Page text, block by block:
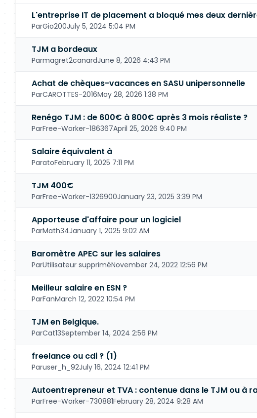
L'entreprise IT de placement a bloqué mes deux
ParGio200July 5, 2024 5:04 PM
TJM a bordeaux
Parmagret2canardJune 8, 2026 4:43 PM
Achat de chèques-vacances en SASU unipersonnelle
ParCAROTTES-2016May 28, 2026 1:38 PM
Renégo TJM : de 600€ à 800€ après 3 mois réaliste ?
ParFree-Worker-186367April 25, 2026 9:40 PM
Salaire équivalent à
ParatoFebruary 11, 2025 7:11 PM
TJM 400€
ParFree-Worker-1326900January 23, 2025 3:39 PM
Apporteuse d'affaire pour un logiciel
ParMath34January 1, 2025 9:02 AM
Baromètre APEC sur les salaires
ParUtilisateur suppriméNovember 24, 2022 12:56 PM
Meilleur salaire en ESN ?
ParFanMarch 12, 2022 10:54 PM
TJM en Belgique.
ParCat13September 14, 2024 2:56 PM
freelance ou cdi ? (1)
Paruser_h_92July 16, 2024 12:41 PM
Autoentrepreneur et TVA : contenue dans le TJM ou à
ParFree-Worker-730881February 28, 2024 9:28 AM